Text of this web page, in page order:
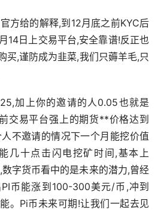
方给的解释,到12月底之前KYC后
14日上交易平台,安全靠谱!反正也
买,谨防成为韭菜,我们只薅羊毛,只
加上你的邀请的人0.05也就是
交易平台强上的期货**价格达到
不邀请的情况下一个月能挖价值
几十点击闪电挖矿时间,基本上
数字货币看中的是未来的潜力,曾经
币能涨到100-300美元/币,冲到
。Pi币未来可期!让我们一起去见